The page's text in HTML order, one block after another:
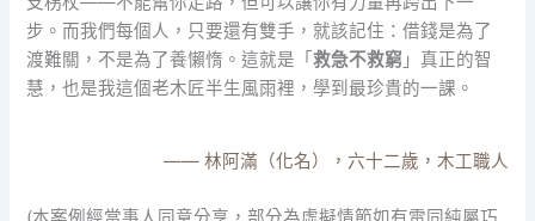
步。而我們每個人，只要還有雙手，就該記住：借錢是為了
渡難關，不是為了養懶惰。這就是「救急不救窮 」真正的智
慧，也是我這個老木匠半生風雨裡，學到最珍貴的一課。
—— 林阿滿（化名），六十二歲，木工職人